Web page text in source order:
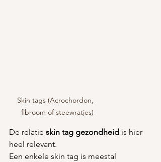
Skin tags (Acrochordon,
fibroom of steewratjes)
De relatie skin tag gezondheid is hier
heel relevant.
Een enkele skin tag is meestal